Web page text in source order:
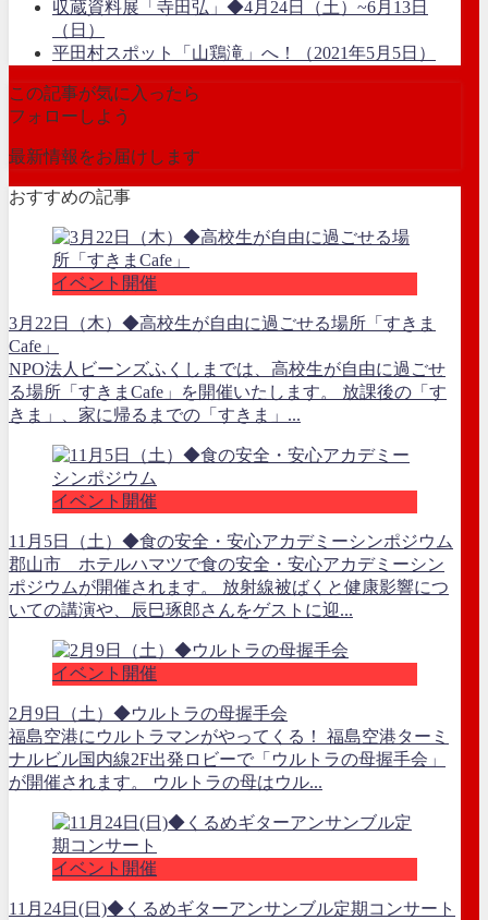
収蔵資料展「寺田弘」◆4月24日（土）~6月13日
（日）
平田村スポット「山鶏滝」へ！（2021年5月5日）
この記事が気に入ったら
フォローしよう
最新情報をお届けします
おすすめの記事
イベント開催
3月22日（木）◆高校生が自由に過ごせる場所「すきま
Cafe」
NPO法人ビーンズふくしまでは、高校生が自由に過ごせ
る場所「すきまCafe」を開催いたします。 放課後の「す
きま」、家に帰るまでの「すきま」...
イベント開催
11月5日（土）◆食の安全・安心アカデミーシンポジウム
郡山市 ホテルハマツで食の安全・安心アカデミーシン
ポジウムが開催されます。 放射線被ばくと健康影響につ
いての講演や、辰巳琢郎さんをゲストに迎...
イベント開催
2月9日（土）◆ウルトラの母握手会
福島空港にウルトラマンがやってくる！ 福島空港ターミ
ナルビル国内線2F出発ロビーで「ウルトラの母握手会」
が開催されます。 ウルトラの母はウル...
イベント開催
11月24日(日)◆くるめギターアンサンブル定期コンサート